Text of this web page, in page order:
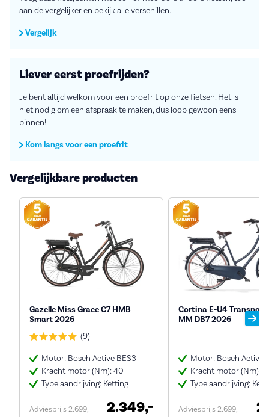
aan de vergelijker en bekijk alle verschillen.
Vergelijk
Liever eerst proefrijden?
Je bent altijd welkom voor een proefrit op onze fietsen. Het is
niet nodig om een afspraak te maken, dus loop gewoon eens
binnen!
Kom langs voor een proefrit
Vergelijkbare producten
Gazelle Miss Grace C7 HMB
Smart 2026
(9)
Motor: Bosch Active BES3
Kracht motor (Nm): 40
Type aandrijving: Ketting
Adviesprijs 2.699,- 2.349,-
Cortina E-U4 Transport
MM DB7 2026
Motor: Bosch Active
Kracht motor (Nm):
Type aandrijving:
Adviesprijs 2.699,-